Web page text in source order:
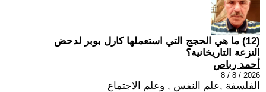
(12) ما هي الحجج التي استعملها كارل بوبر لدحض
النزعة التاريخانية؟
أحمد رباص
2026 / 8 / 8
الفلسفة ,علم النفس , وعلم الاجتماع